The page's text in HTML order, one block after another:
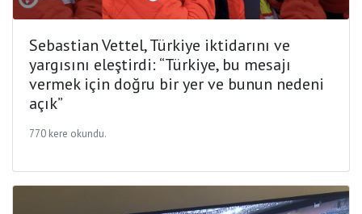
Sebastian Vettel, Türkiye iktidarını ve
yargısını eleştirdi: “Türkiye, bu mesajı
vermek için doğru bir yer ve bunun nedeni
açık”
770 kere okundu.